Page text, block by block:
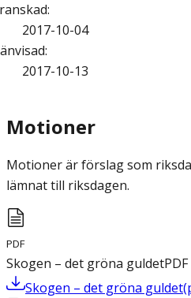
:
2017-10-04
:
2017-10-13
Motioner
Motioner är förslag som
lämnat till riksdagen.
PDF
Skogen – det gröna guldetPDF
Skogen – det gröna guldet(